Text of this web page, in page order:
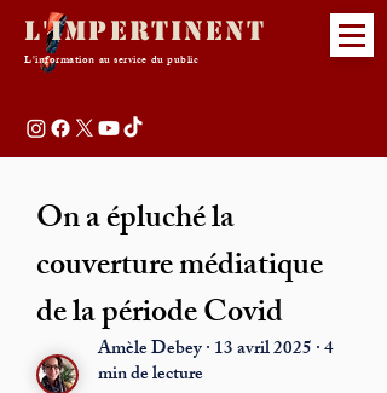
L'Impertinent
L'information au service du public
On a épluché la
couverture médiatique
de la période Covid
Amèle Debey · 13 avril 2025 · 4
min de lecture